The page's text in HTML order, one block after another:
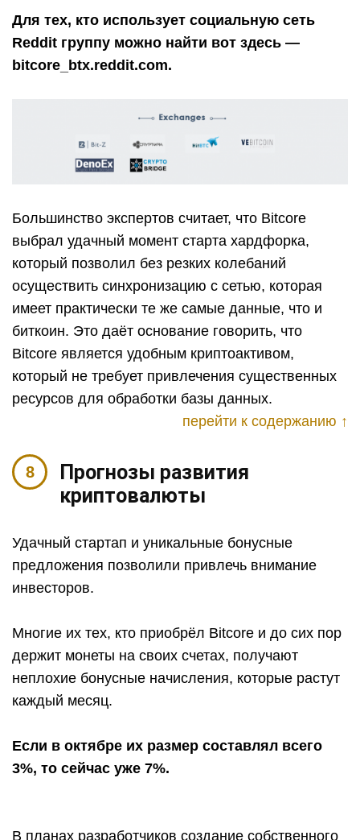
Для тех, кто использует социальную сеть
Reddit группу можно найти вот здесь —
bitcore_btx.reddit.com.
Большинство экспертов считает, что Bitcore
выбрал удачный момент старта хардфорка,
который позволил без резких колебаний
осуществить синхронизацию с сетью, которая
имеет практически те же самые данные, что и
биткоин. Это даёт основание говорить, что
Bitcore является удобным криптоактивом,
который не требует привлечения существенных
ресурсов для обработки базы данных.
перейти к содержанию ↑
Прогнозы развития
криптовалюты
Удачный стартап и уникальные бонусные
предложения позволили привлечь внимание
инвесторов.
Многие их тех, кто приобрёл Bitcore и до сих пор
держит монеты на своих счетах, получают
неплохие бонусные начисления, которые растут
каждый месяц.
Если в октябре их размер составлял всего
3%, то сейчас уже 7%.
В планах разработчиков создание собственного